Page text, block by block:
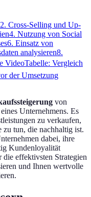
2. Cross-Selling und Up-
4. Nutzung von Social
6. Einsatz von
analysieren8.
VideoTabelle: Vergleich
der Umsetzung
von
Unternehmens. Es
zu verkaufen,
zu tun, die nachhaltig ist.
dabei, ihre
Kundenloyalität
effektivsten Strategien
und Ihnen wertvolle